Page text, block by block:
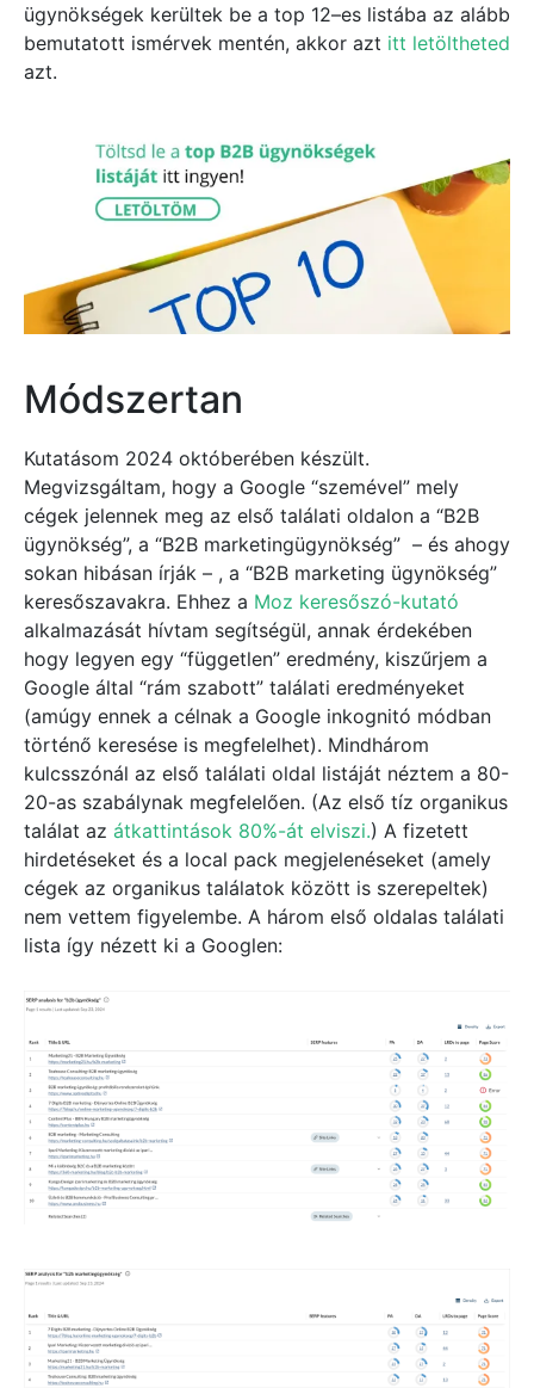
ügynökségek kerültek be a top 12–es listába az alább
bemutatott ismérvek mentén, akkor azt itt letöltheted
azt.
Módszertan
Kutatásom 2024 októberében készült.
Megvizsgáltam, hogy a Google “szemével” mely
cégek jelennek meg az első találati oldalon a “B2B
ügynökség”, a “B2B marketingügynökség” – és ahogy
sokan hibásan írják – , a “B2B marketing ügynökség”
keresőszavakra. Ehhez a Moz keresőszó-kutató
alkalmazását hívtam segítségül, annak érdekében
hogy legyen egy “független” eredmény, kiszűrjem a
Google által “rám szabott” találati eredményeket
(amúgy ennek a célnak a Google inkognitó módban
történő keresése is megfelelhet). Mindhárom
kulcsszónál az első találati oldal listáját néztem a 80-
20-as szabálynak megfelelően. (Az első tíz organikus
találat az átkattintások 80%-át elviszi.) A fizetett
hirdetéseket és a local pack megjelenéseket (amely
cégek az organikus találatok között is szerepeltek)
nem vettem figyelembe. A három első oldalas találati
lista így nézett ki a Googlen: